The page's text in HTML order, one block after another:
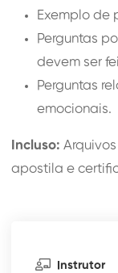
Exemplo de
Perguntas
devem ser
Perguntas
emocionais.
Incluso:
apostila e
Instrutor